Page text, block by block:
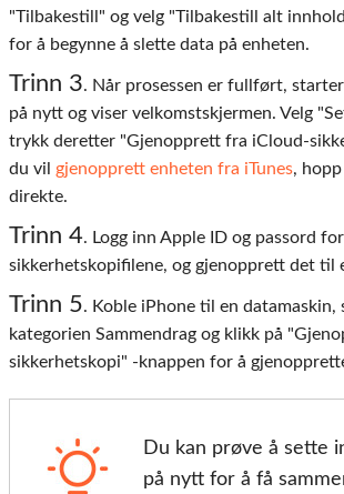
"Tilbakestill" og velg "Tilbakestill alt
for å begynne å slette data på enheten.
Trinn 3. Når prosessen er fullført,
på nytt og viser velkomstskjermen. Velg
trykk deretter "Gjenopprett fra iCloud-
du vil gjenopprett enheten fra iTunes,
direkte.
Trinn 4. Logg inn Apple ID og passord
sikkerhetskopifilene, og gjenopprett det til
Trinn 5. Koble iPhone til en datamaskin,
kategorien Sammendrag og klikk på
sikkerhetskopi" -knappen for å
Du kan prøve å sette
på nytt for å få